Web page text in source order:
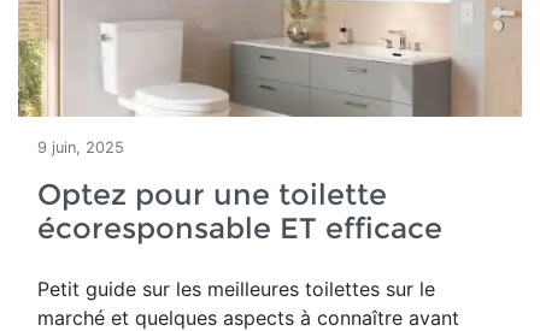
9 juin, 2025
Optez pour une toilette
écoresponsable ET efficace
Petit guide sur les meilleures toilettes sur le
marché et quelques aspects à connaître avant